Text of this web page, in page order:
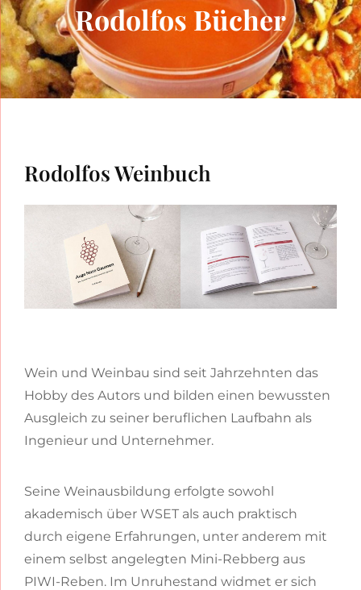
Rodolfos Bücher
Rodolfos Weinbuch
Wein und Weinbau sind seit Jahrzehnten das
Hobby des Autors und bilden einen bewussten
Ausgleich zu seiner beruflichen Laufbahn als
Ingenieur und Unternehmer.
Seine Weinausbildung erfolgte sowohl
akademisch über WSET als auch praktisch
durch eigene Erfahrungen, unter anderem mit
einem selbst angelegten Mini-Rebberg aus
PIWI-Reben. Im Unruhestand widmet er sich